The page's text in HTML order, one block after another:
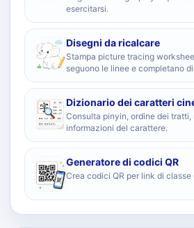
esercitarsi.
Disegni da ricalcare
Stampa picture tracing
seguono le linee e completano
Dizionario dei caratteri
Consulta pinyin, ordine dei tratti,
informazioni del carattere.
Generatore di codici QR
Crea codici QR per link di